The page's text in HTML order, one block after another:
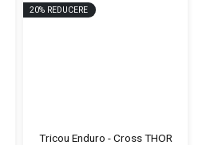
20% REDUCERE
Tricou Enduro - Cross THOR